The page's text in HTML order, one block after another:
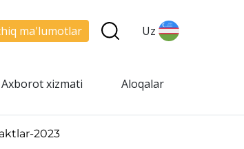
ma'lumotlar Uz
Axborot xizmati Aloqalar
2023